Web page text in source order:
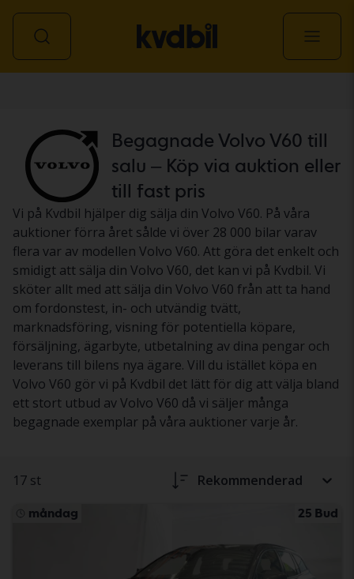
Begagnade Volvo V60 till
salu – Köp via auktion eller
till fast pris
Vi på Kvdbil hjälper dig sälja din Volvo V60. På våra
auktioner förra året sålde vi över 28 000 bilar varav
flera var av modellen Volvo V60. Att göra det enkelt och
smidigt att sälja din Volvo V60, det kan vi på Kvdbil. Vi
sköter allt med att sälja din Volvo V60 från att ta hand
om fordonstest, in- och utvändig tvätt,
marknadsföring, visning för potentiella köpare,
försäljning, ägarbyte, utbetalning av dina pengar och
leverans till bilens nya ägare. Vill du istället köpa en
Volvo V60 gör vi på Kvdbil det lätt för dig att välja bland
ett stort utbud av Volvo V60 då vi säljer många
begagnade exemplar på våra auktioner varje år.
17 st Rekommenderad
måndag 25 Bud